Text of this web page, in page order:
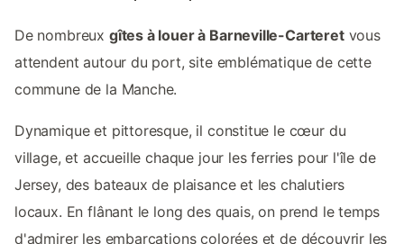
De nombreux gîtes à louer à Barneville-Carteretvous
attendent autour du port, site emblématique de cette
commune de la Manche.
Dynamique et pittoresque, il constitue le cœur du
village, et accueille chaque jour les ferries pour l'île de
Jersey, des bateaux de plaisance et les chalutiers
locaux. En flânant le long des quais, on prend le temps
d'admirer les embarcations colorées et de découvrir les